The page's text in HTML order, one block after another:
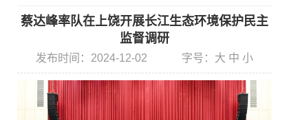
蔡达峰率队在上饶开展长江生态环境保护民主
监督调研
发布时间：2024-12-02 字号： 大 中 小